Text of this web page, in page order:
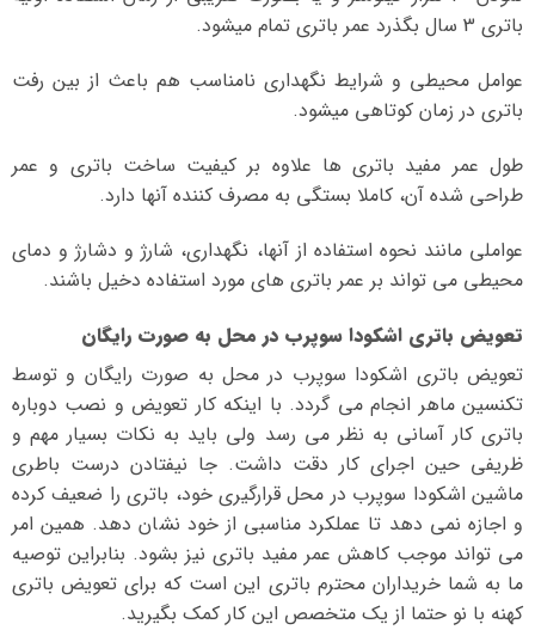
باتری 3 سال بگذرد عمر باتری تمام میشود.
عوامل محیطی و شرایط نگهداری نامناسب هم باعث از بین رفت
باتری در زمان کوتاهی میشود.
طول عمر مفید باتری ها علاوه بر کیفیت ساخت باتری و عمر
طراحی شده آن، کاملا بستگی به مصرف کننده آنها دارد.
عواملی مانند نحوه استفاده از آنها، نگهداری، شارژ و دشارژ و دمای
محیطی می تواند بر عمر باتری های مورد استفاده دخیل باشند.
تعویض باتری اشکودا سوپرب در محل به صورت رایگان
تعویض باتری اشکودا سوپرب در محل به صورت رایگان و توسط
تکنسین ماهر انجام می گردد. با اینکه کار تعویض و نصب دوباره
باتری کار آسانی به نظر می رسد ولی باید به نکات بسیار مهم و
ظریفی حین اجرای کار دقت داشت. جا نیفتادن درست باطری
ماشین اشکودا سوپرب در محل قرارگیری خود، باتری را ضعیف کرده
و اجازه نمی دهد تا عملکرد مناسبی از خود نشان دهد. همین امر
می تواند موجب کاهش عمر مفید باتری نیز بشود. بنابراین توصیه
ما به شما خریداران محترم باتری این است که برای تعویض باتری
کهنه با نو حتما از یک متخصص این کار کمک بگیرید.